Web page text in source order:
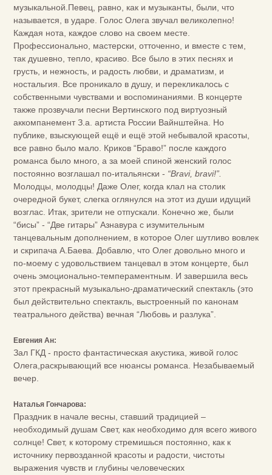
музыкальной.Певец, равно, как и музыканты, были, что
называется, в ударе. Голос Олега звучал великолепно!
Каждая нота, каждое слово на своем месте.
Профессионально, мастерски, отточенно, и вместе с тем,
так душевно, тепло, красиво. Все было в этих песнях и
грусть, и нежность, и радость любви, и драматизм, и
ностальгия. Все проникало в душу, и перекликалось с
собственными чувствами и воспоминаниями. В концерте
также прозвучали песни Вертинского под виртуозный
аккомпанемент З.а. артиста России Вайнштейна. Но
публике, взыскующей ещё и ещё этой небывалой красоты,
все равно было мало. Криков “Браво!” после каждого
романса было много, а за моей спиной женский голос
постоянно возглашал по-итальянски - “Bravi, bravi!”.
Молодцы, молодцы! Даже Олег, когда клал на столик
очередной букет, слегка оглянулся на этот из души идущий
возглас. Итак, зрители не отпускали. Конечно же, были
“бисы” - “Две гитары” Азнавура с изумительным
танцевальным дополнением, в которое Олег шутливо вовлек
и скрипача А.Баева. Добавлю, что Олег довольно много и
по-моему с удовольствием танцевал в этом концерте, был
очень эмоционально-темпераментным. И завершила весь
этот прекрасный музыкально-драматический спектакль (это
был действительно спектакль, выстроенный по канонам
театрального действа) вечная “Любовь и разлука”.
Евгения Ан:
Зал ГКД - просто фантастическая акустика, живой голос
Олега,раскрывающий все нюансы романса. Незабываемый
вечер.
Наталья Гончарова:
Праздник в начале весны, ставший традицией –
необходимый душам Свет, как необходимо для всего живого
солнце! Свет, к которому стремишься постоянно, как к
источнику первозданной красоты и радости, чистоты
выражения чувств и глубины человеческих